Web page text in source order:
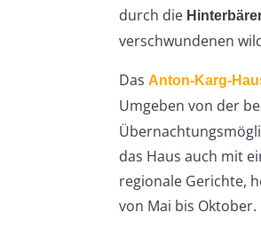
durch die
verschwundenen
DasAnton-Karg-
Umgeben von der
das Haus auch mit
regionale Gerichte,
von Mai bis Oktober.